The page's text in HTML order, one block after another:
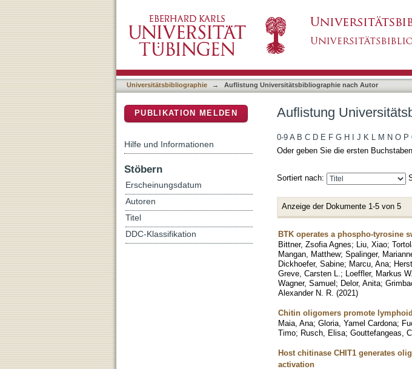
Universitätsbibliographie → Auflistung Universitätsbibliographie nach Autor
Auflistung
0-9 A B C D E F G H J K L M N O P
Oder geben Sie die ersten
Sortiert nach:
Anzeige der Dokumente 1-5 von 5
BTK operates a phospho-tyrosine
Bittner, Zsofia Agnes; Liu, Xiao;
Mangan, Matthew; Spalinger,
Dickhoefer, Sabine; Marcu, Ana;
Greve, Carsten L. ; Loeffler, Markus W.
Wagner, Samuel; Delor, Anita;
Alexander N. R. (2021)
Chitin oligomers promote
Maia, Ana; Gloria, Yamel Cardona;
Timo; Rusch, Elisa; Gouttefangeas,
Host chitinase CHIT1 generates
activation
PUBLIKATION MELDEN
Hilfe und Informationen
Stöbern
Erscheinungsdatum
Autoren
Titel
DDC-Klassifikation